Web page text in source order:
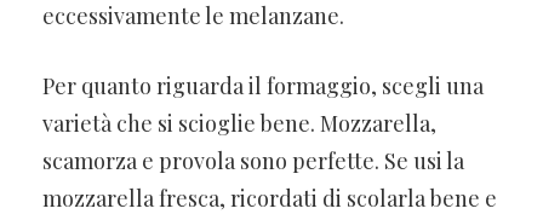
eccessivamente le melanzane.
Per quanto riguarda il formaggio, scegli una
varietà che si scioglie bene. Mozzarella,
scamorza e provola sono perfette. Se usi la
mozzarella fresca, ricordati di scolarla bene e